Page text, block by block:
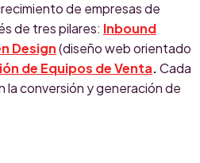
de empresas de
de tres pilares: Inbound
Design(diseño web orientado
de Equipos de Venta.Cada
la conversión y generación de